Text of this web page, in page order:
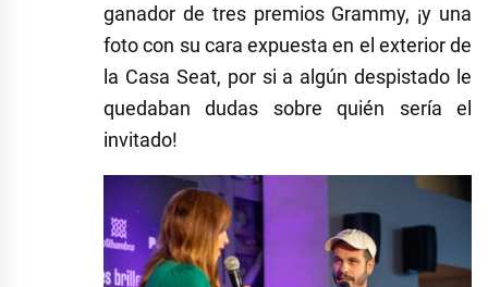
ganador de tres premios Grammy, ¡y una
foto con su cara expuesta en el exterior de
la Casa Seat, por si a algún despistado le
quedaban dudas sobre quién sería el
invitado!